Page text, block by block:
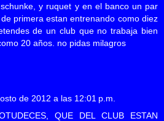
y ruquet y en el banco un par
primera estan entrenando como diez
de un club que no trabaja bien
20 años. no pidas milagros
de 2012 a las 12:01 p.m.
QUE DEL CLUB ESTAN